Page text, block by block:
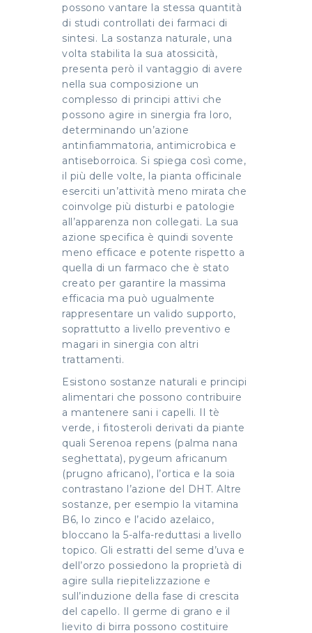
possono vantare la stessa quantità
di studi controllati dei farmaci di
sintesi. La sostanza naturale, una
volta stabilita la sua atossicità,
presenta però il vantaggio di avere
nella sua composizione un
complesso di principi attivi che
possono agire in sinergia fra loro,
determinando un’azione
antinfiammatoria, antimicrobica e
antiseborroica. Si spiega così come,
il più delle volte, la pianta officinale
eserciti un’attività meno mirata che
coinvolge più disturbi e patologie
all’apparenza non collegati. La sua
azione specifica è quindi sovente
meno efficace e potente rispetto a
quella di un farmaco che è stato
creato per garantire la massima
efficacia ma può ugualmente
rappresentare un valido supporto,
soprattutto a livello preventivo e
magari in sinergia con altri
trattamenti.
Esistono sostanze naturali e principi
alimentari che possono contribuire
a mantenere sani i capelli. Il tè
verde, i fitosteroli derivati da piante
quali Serenoa repens (palma nana
seghettata), pygeum africanum
(prugno africano), l’ortica e la soia
contrastano l’azione del DHT. Altre
sostanze, per esempio la vitamina
B6, lo zinco e l’acido azelaico,
bloccano la 5-alfa-reduttasi a livello
topico. Gli estratti del seme d’uva e
dell’orzo possiedono la proprietà di
agire sulla riepitelizzazione e
sull’induzione della fase di crescita
del capello. Il germe di grano e il
lievito di birra possono costituire